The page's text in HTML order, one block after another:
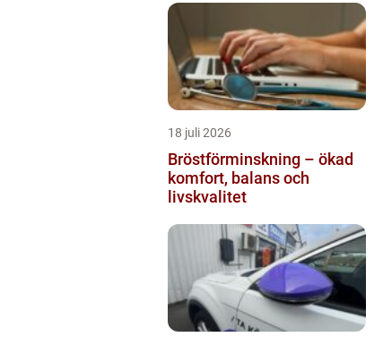
18 juli 2026
Bröstförminskning – ökad
komfort, balans och
livskvalitet